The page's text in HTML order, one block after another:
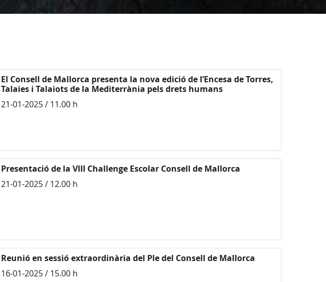
El Consell de Mallorca presenta la nova edició de l’Encesa de Torres,
Talaies i Talaiots de la Mediterrània pels drets humans
21-01-2025 / 11.00 h
Presentació de la VIII Challenge Escolar Consell de Mallorca
21-01-2025 / 12.00 h
Reunió en sessió extraordinària del Ple del Consell de Mallorca
16-01-2025 / 15.00 h